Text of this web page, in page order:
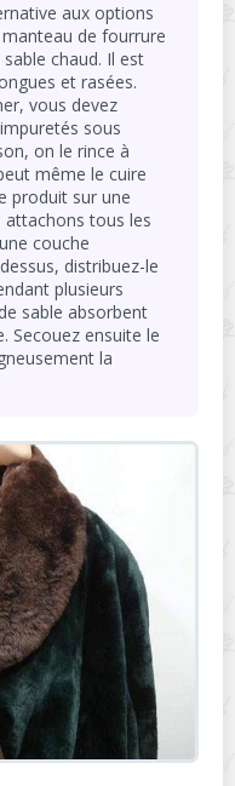
aux options
de fourrure
chaud. Il est
et rasées.
vous devez
sous
on le rince à
même le cuire
produit sur une
attachons tous les
couche
distribuez-le
plusieurs
sable absorbent
Secouez ensuite le
la